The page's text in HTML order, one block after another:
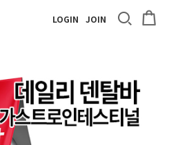
LOGIN JOIN